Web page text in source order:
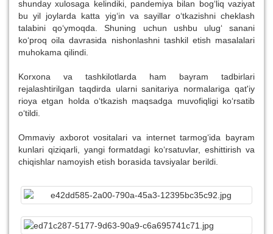
shunday xulosaga kelindiki, pandemiya bilan bog‘liq vaziyat
bu yil joylarda katta yig‘in va sayillar o‘tkazishni cheklash
talabini qo‘ymoqda. Shuning uchun ushbu ulug‘ sanani
ko‘proq oila davrasida nishonlashni tashkil etish masalalari
muhokama qilindi.
Korxona va tashkilotlarda ham bayram tadbirlari
rejalashtirilgan taqdirda ularni sanitariya normalariga qat'iy
rioya etgan holda o‘tkazish maqsadga muvofiqligi ko‘rsatib
o‘tildi.
Ommaviy axborot vositalari va internet tarmog‘ida bayram
kunlari qiziqarli, yangi formatdagi ko‘rsatuvlar, eshittirish va
chiqishlar namoyish etish borasida tavsiyalar berildi.